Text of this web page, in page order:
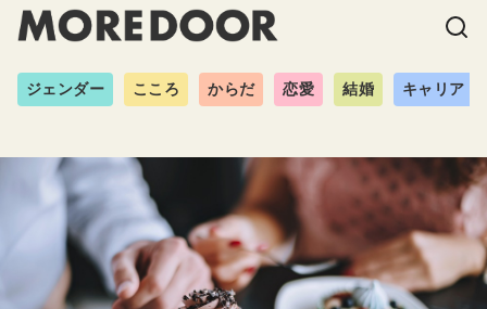
ジェンダー こころ からだ 恋愛 結婚 キャリア